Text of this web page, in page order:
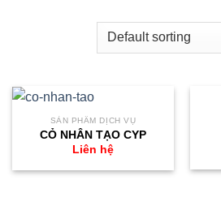
SẢN PHẨM DỊCH VỤ
CỎ NHÂN TẠO CYP
Liên hệ